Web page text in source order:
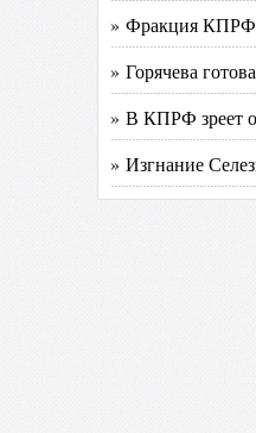
» Фракция КПРФ
» Горячева
» В КПРФ зреет
» Изгнание